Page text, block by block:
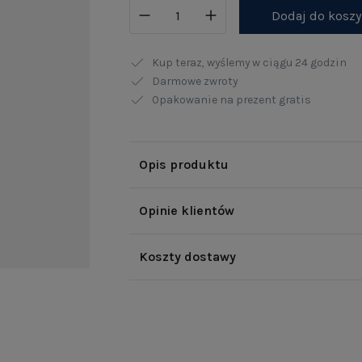
Dodaj do
Kup teraz, wyślemy w ciągu 24 godzin
Darmowe zwroty
Opakowanie na prezent gratis
Opis produktu
Opinie klientów
Koszty dostawy